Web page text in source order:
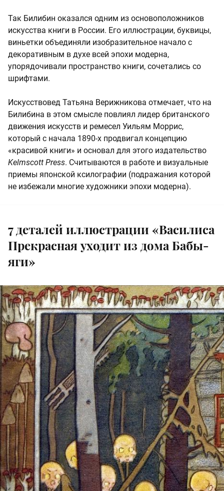
Так Билибин оказался одним из основоположников
искусства книги в России. Его иллюстрации, буквицы,
виньетки объединяли изобразительное начало с
декоративным в духе всей эпохи модерна,
упорядочивали пространство книги, сочетались со
шрифтами.
Искусствовед Татьяна Верижникова отмечает, что на
Билибина в этом смысле повлиял лидер британского
движения искусств и ремесел Уильям Моррис,
который с начала 1890-х продвигал концепцию
«красивой книги» и основал для этого издательство
Kelmscott Press. Считываются в работе и визуальные
приемы японской ксилографии (подражания которой
не избежали многие художники эпохи модерна).
7 деталей иллюстрации «Василиса
Прекрасная уходит из дома Бабы-
яги»